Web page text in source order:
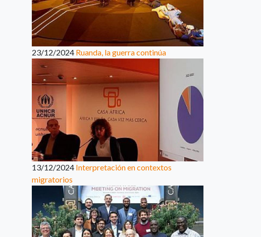
23/12/2024 Ruanda, la guerra continúa
13/12/2024 Interpretación en contextos
migratorios